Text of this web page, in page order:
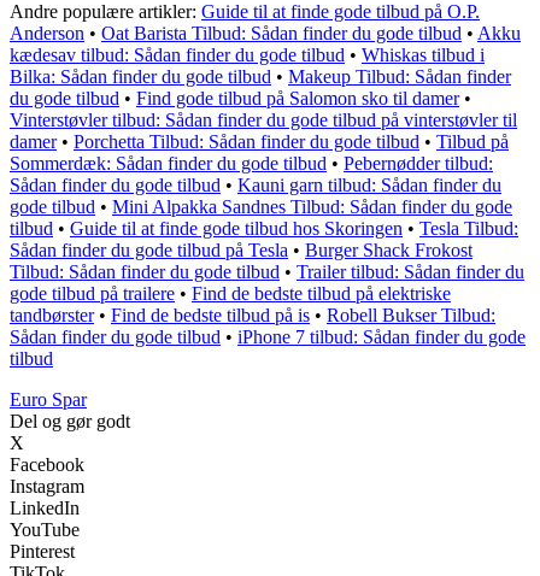
Andre populære artikler: Guide til at finde gode tilbud på O.P.
Anderson • Oat Barista Tilbud: Sådan finder du gode tilbud • Akku
kædesav tilbud: Sådan finder du gode tilbud • Whiskas tilbud i
Bilka: Sådan finder du gode tilbud • Makeup Tilbud: Sådan finder
du gode tilbud • Find gode tilbud på Salomon sko til damer•
Vinterstøvler tilbud: Sådan finder du gode tilbud på vinterstøvler til
damer• Porchetta Tilbud: Sådan finder du gode tilbud • Tilbud på
Sommerdæk: Sådan finder du gode tilbud • Pebernødder tilbud:
Sådan finder du gode tilbud • Kauni garn tilbud: Sådan finder du
gode tilbud • Mini Alpakka Sandnes Tilbud: Sådan finder du gode
tilbud • Guide til at finde gode tilbud hos Skoringen • Tesla Tilbud:
Sådan finder du gode tilbud på Tesla • Burger Shack Frokost
Tilbud: Sådan finder du gode tilbud • Trailer tilbud: Sådan finder du
gode tilbud på trailere • Find de bedste tilbud på elektriske
tandbørster• Find de bedste tilbud på is • Robell Bukser Tilbud:
Sådan finder du gode tilbud • iPhone 7 tilbud: Sådan finder du gode
tilbud
Euro Spar
Del og gør godt
X
Facebook
Instagram
LinkedIn
YouTube
Pinterest